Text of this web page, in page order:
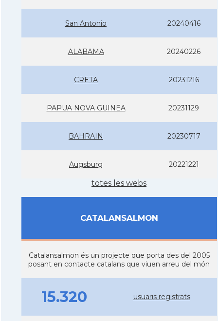
San Antonio 20240416
ALABAMA 20240226
CRETA 20231216
PAPUA NOVA GUINEA 20231129
BAHRAIN 20230717
Augsburg 20221221
totes les webs
CATALANSALMON
Catalansalmon és un projecte que porta des del 2005
posant en contacte catalans que viuen arreu del món
15.320 usuaris registrats